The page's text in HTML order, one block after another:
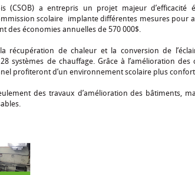
(CSOB) a entrepris un projet majeur d’efficacité
scolaire implante différentes mesures pour
économies annuelles de 570 000$.
récupération de chaleur et la conversion de
systèmes de chauffage. Grâce à l’amélioration
profiteront d’un environnement scolaire plus
des travaux d’amélioration des bâtiments,